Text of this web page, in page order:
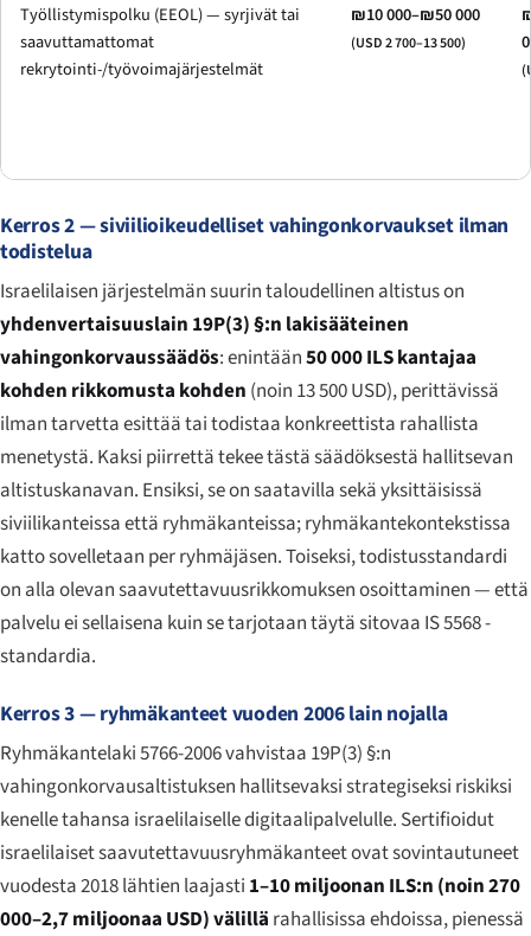
Työllistymispolku (EEOL) — syrjivät tai
saavuttamattomat
rekrytointi-/työvoimajärjestelmät
₪10 000–₪50 000
(USD 2 700–13 500)
Kerros 2 — siviilioikeudelliset vahingonkorvaukset ilman
todistelua
Israelilaisen järjestelmän suurin taloudellinen altistus on
yhdenvertaisuuslain 19P(3) §:n lakisääteinen
vahingonkorvaussäädös: enintään50 000 ILS kantajaa
kohden rikkomusta kohden (noin 13 500 USD), perittävissä
ilman tarvetta esittää tai todistaa konkreettista rahallista
menetystä. Kaksi piirrettä tekee tästä säädöksestä hallitsevan
altistuskanavan. Ensiksi, se on saatavilla sekä yksittäisissä
siviilikanteissa että ryhmäkanteissa; ryhmäkantekontekstissa
katto sovelletaan per ryhmäjäsen. Toiseksi, todistusstandardi
on alla olevan saavutettavuusrikkomuksen osoittaminen — että
palvelu ei sellaisena kuin se tarjotaan täytä sitovaa IS 5568 -
standardia.
Kerros 3 — ryhmäkanteet vuoden 2006 lain nojalla
Ryhmäkantelaki 5766-2006 vahvistaa 19P(3) §:n
vahingonkorvausaltistuksen hallitsevaksi strategiseksi riskiksi
kenelle tahansa israelilaiselle digitaalipalvelulle. Sertifioidut
israelilaiset saavutettavuusryhmäkanteet ovat sovintautuneet
vuodesta 2018 lähtien laajasti 1–10 miljoonan ILS:n (noin 270
000–2,7 miljoonaa USD) välillä rahallisissa ehdoissa, pienessä